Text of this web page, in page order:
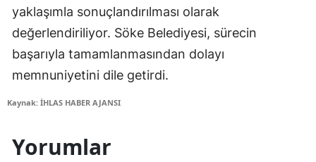
yaklaşımla sonuçlandırılması olarak
değerlendiriliyor. Söke Belediyesi, sürecin
başarıyla tamamlanmasından dolayı
memnuniyetini dile getirdi.
Kaynak: İHLAS HABER AJANSI
Yorumlar